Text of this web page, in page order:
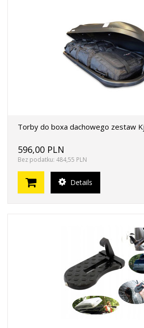
Torby do boxa dachowego zestaw
596,00 PLN
Bez podatku: 484,55 PLN
Details